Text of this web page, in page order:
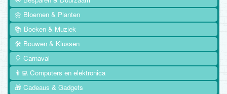
🌼 Bloemen & Planten
📚 Boeken & Muziek
🛠️ Bouwen & Klussen
🎈 Carnaval
👨‍💻 Computers en elektronica
🎁 Cadeaus & Gadgets